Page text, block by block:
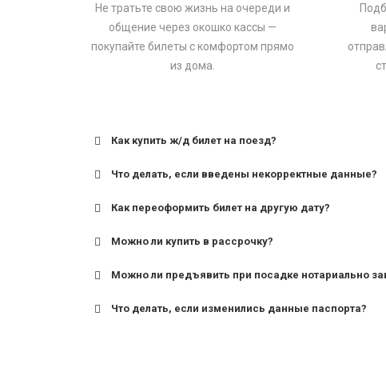
Не тратьте свою жизнь на очереди и
общение через окошко кассы —
покупайте билеты с комфортом прямо
из дома.
Как купить ж/д билет на поезд?
Что делать, если введены некорректные данные?
Как переоформить билет на другую дату?
Можно ли купить в рассрочку?
Можно ли предъявить при посадке нотариально
Что делать, если изменились данные паспорта?